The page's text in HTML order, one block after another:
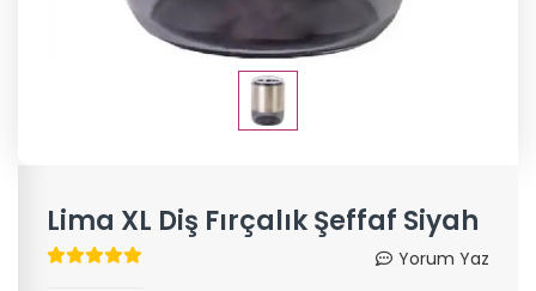
Lima XL Diş Fırçalık Şeffaf Siyah
Yorum Yaz